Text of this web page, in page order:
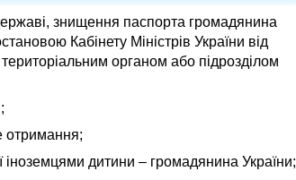
знищення паспорта громадянина
Кабінету Міністрів України від
органом або підрозділом
отримання;
іноземцями дитини – громадянина України;